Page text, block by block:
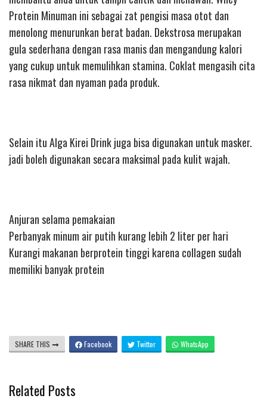
Protein Minuman ini sebagai zat pengisi masa otot dan
menolong menurunkan berat badan. Dekstrosa merupakan
gula sederhana dengan rasa manis dan mengandung kalori
yang cukup untuk memulihkan stamina. Coklat mengasih cita
rasa nikmat dan nyaman pada produk.
Selain itu Alga Kirei Drink juga bisa digunakan untuk masker.
jadi boleh digunakan secara maksimal pada kulit wajah.
Anjuran selama pemakaian
Perbanyak minum air putih kurang lebih 2 liter per hari
Kurangi makanan berprotein tinggi karena collagen sudah
memiliki banyak protein
SHARE THIS Facebook Twitter WhatsApp
Related Posts